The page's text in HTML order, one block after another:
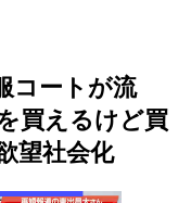
コートが流
買えるけど買
望社会化